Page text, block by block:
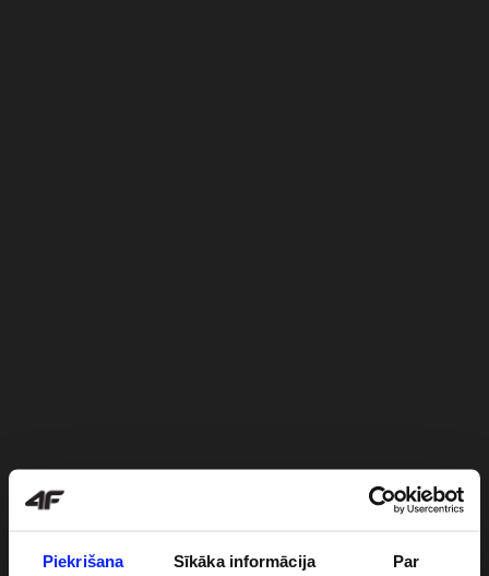
Piekrišana Sīkāka informācija Par